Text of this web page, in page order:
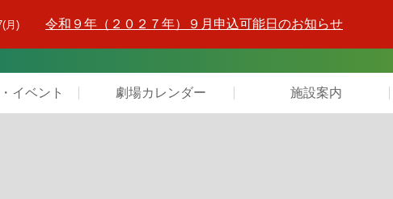
月) 令和９年（２０２７年）９月申込可能日のお知らせ
イベント 劇場カレンダー 施設案内